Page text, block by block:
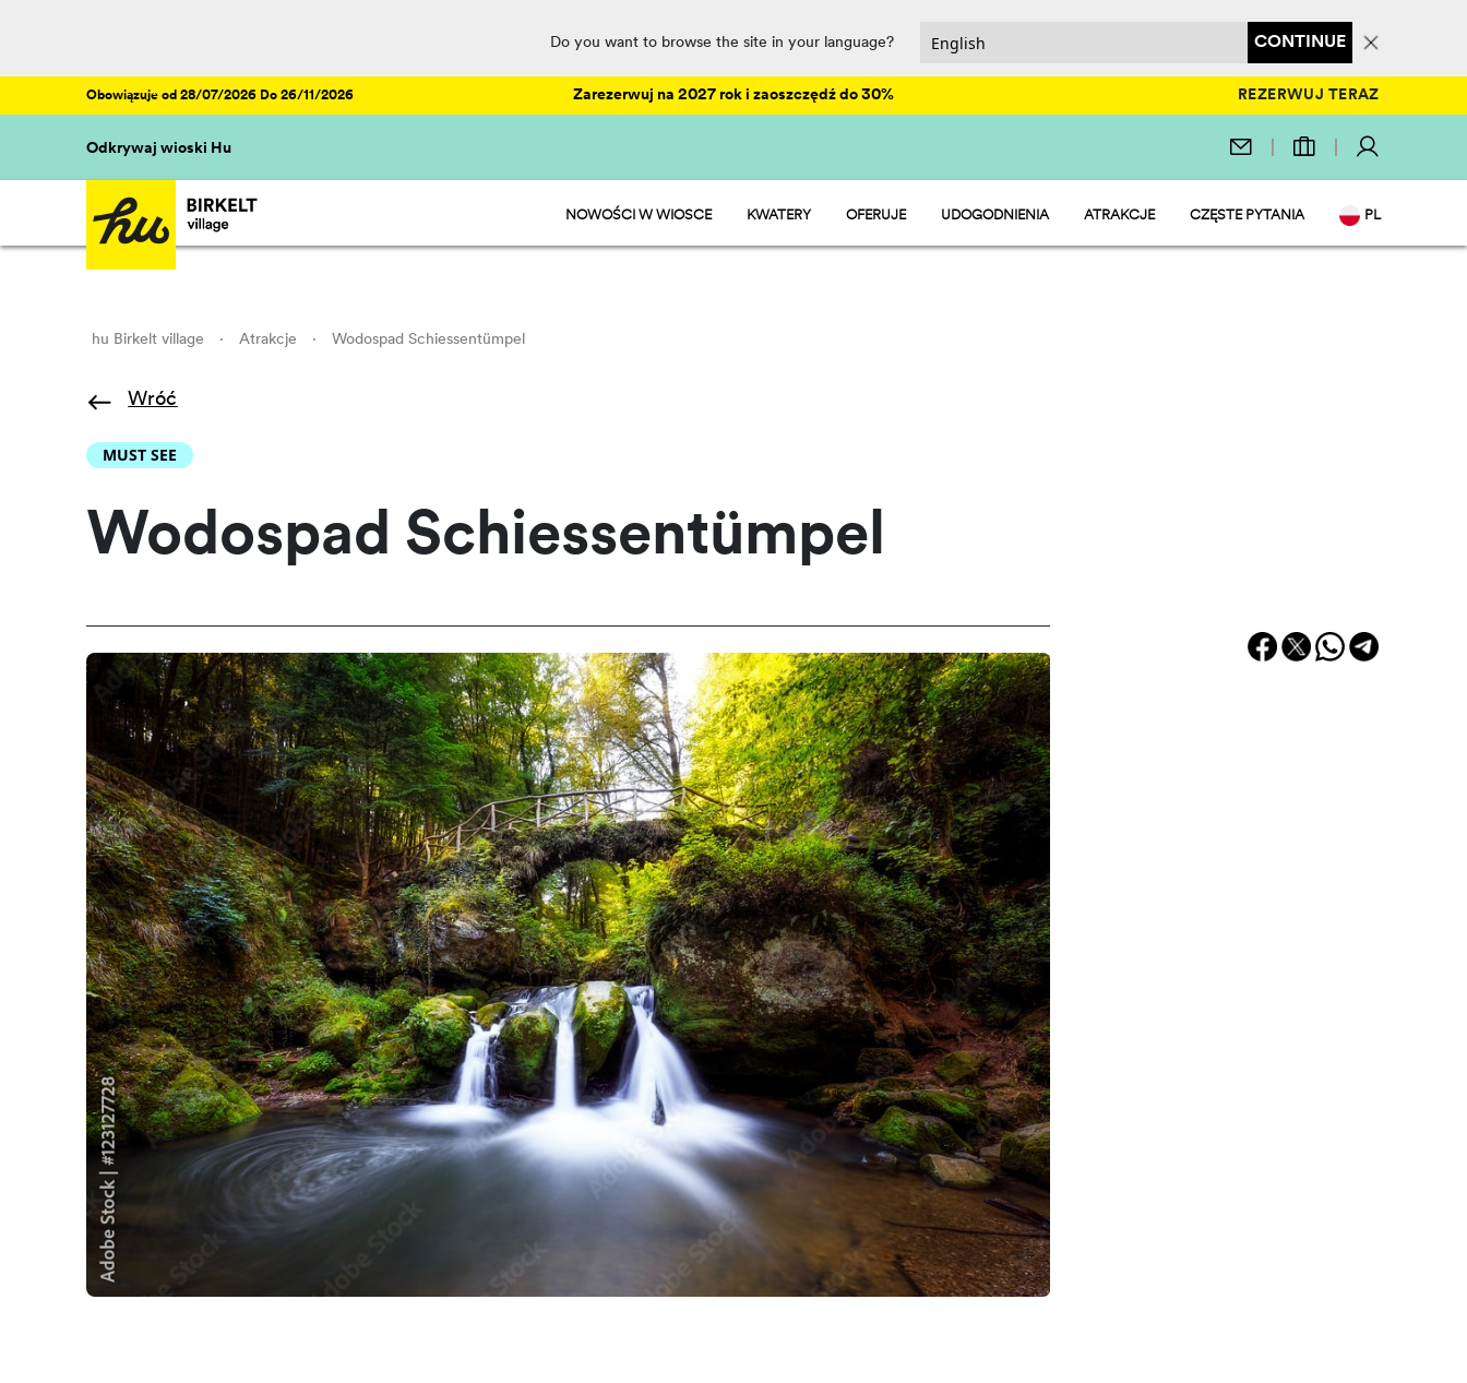
Do you want to browse the site in your language? CONTINUE
Obowiązuje od 28/07/2026 Do 26/11/2026 Zarezerwuj na 2027 rok i zaoszczędź do 30% REZERWUJ TERAZ
Odkrywaj wioski Hu
NOWOŚCI W WIOSCE KWATERY
HU CAMP
OFERUJE UDOGODNIENIA
PARK WODNY
ATRAKCJE CZĘSTE PYTANIA PL
IT
hu Birkelt village · Atrakcje · Wodospad Schiessentümpel
Wróć
MUST SEE
Wodospad Schiessentümpel